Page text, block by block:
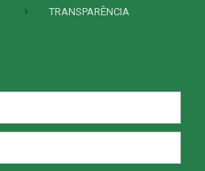
TRANSPARÊNCIA